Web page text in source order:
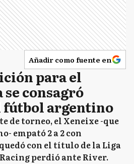
Añadir como fuente en
para el
consagró
fútbol argentino
de torneo, el Xeneixe -que
empató 2 a 2 con
con el título de la Liga
perdió ante River.